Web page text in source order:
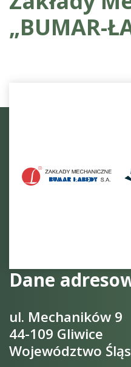
„BUMAR-
Dane
ul. Mechaników 9
44-109 Gliwice
Województwo